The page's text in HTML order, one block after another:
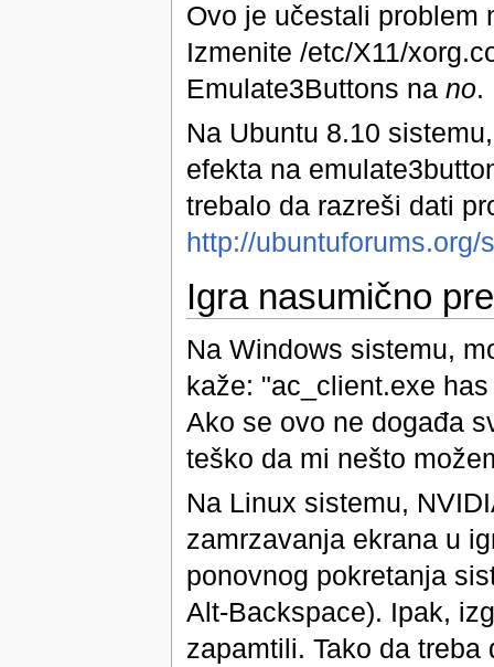
Ovo je učestali problem
Izmenite /etc/X11/
Emulate3Buttons na no.
Na Ubuntu 8.10
efekta na
trebalo da razreši dati
http://ubuntuforums.org/
Igra nasumično
Na Windows sistemu,
kaže: "ac_client.exe
Ako se ovo ne događa
teško da mi nešto
Na Linux sistemu,
zamrzavanja ekrana u
ponovnog pokretanja
Alt-Backspace). Ipak,
zapamtili. Tako da